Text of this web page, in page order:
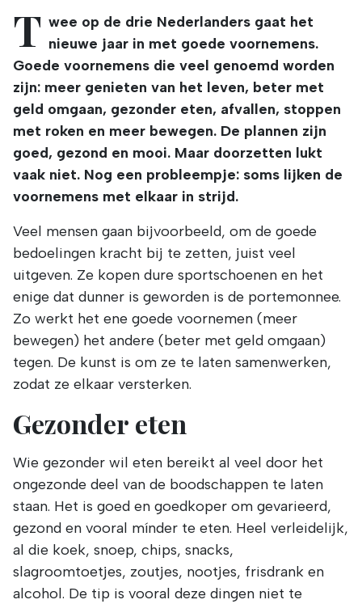
T wee op de drie Nederlanders gaat het
nieuwe jaar in met goede voornemens.
Goede voornemens die veel genoemd worden
zijn: meer genieten van het leven, beter met
geld omgaan, gezonder eten, afvallen, stoppen
met roken en meer bewegen. De plannen zijn
goed, gezond en mooi. Maar doorzetten lukt
vaak niet. Nog een probleempje: soms lijken de
voornemens met elkaar in strijd.
Veel mensen gaan bijvoorbeeld, om de goede
bedoelingen kracht bij te zetten, juist veel
uitgeven. Ze kopen dure sportschoenen en het
enige dat dunner is geworden is de portemonnee.
Zo werkt het ene goede voornemen (meer
bewegen) het andere (beter met geld omgaan)
tegen. De kunst is om ze te laten samenwerken,
zodat ze elkaar versterken.
Gezonder eten
Wie gezonder wil eten bereikt al veel door het
ongezonde deel van de boodschappen te laten
staan. Het is goed en goedkoper om gevarieerd,
gezond en vooral mínder te eten. Heel verleidelijk,
al die koek, snoep, chips, snacks,
slagroomtoetjes, zoutjes, nootjes, frisdrank en
alcohol. De tip is vooral deze dingen niet te